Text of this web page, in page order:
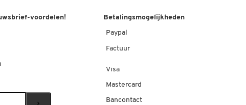
voordelen! Betalingsmogelijkheden
Paypal
Factuur
Visa
Mastercard
Bancontact